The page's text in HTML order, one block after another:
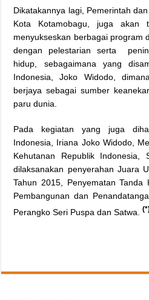
Dikatakannya lagi, Pemerintah
Kota Kotamobagu, juga akan
menyukseskan berbagai program
dengan pelestarian serta
hidup, sebagaimana yang
Indonesia, Joko Widodo,
berjaya sebagai sumber
paru dunia.
Pada kegiatan yang juga
Indonesia, Iriana Joko Widodo,
Kehutanan Republik Indonesia,
dilaksanakan penyerahan Juara
Tahun 2015, Penyematan Tanda
Pembangunan dan
Perangko Seri Puspa dan Satwa. ‎